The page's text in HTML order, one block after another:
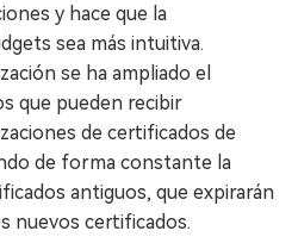
y hace que la
sea más intuitiva.
se ha ampliado el
que pueden recibir
de certificados de
de forma constante la
antiguos, que expirarán
nuevos certificados.